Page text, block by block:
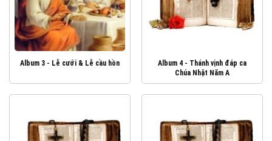
Album 3 - Lễ cưới & Lễ cầu hồn
Album 4 - Thánh vịnh đáp ca
Chúa Nhật Năm A